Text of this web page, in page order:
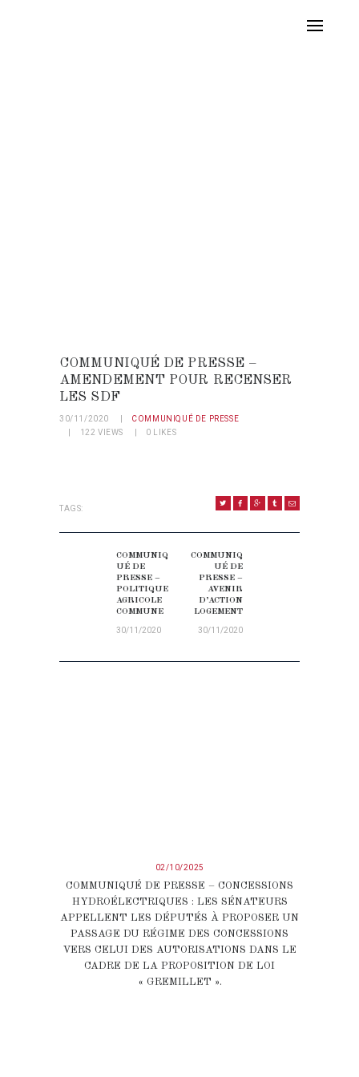
COMMUNIQUÉ DE PRESSE –
AMENDEMENT POUR RECENSER
LES SDF
30/11/2020
COMMUNIQUÉ DE PRESSE
122 VIEWS 0 LIKES
TAGS:
Previous post:
COMMUNIQ
UÉ DE
PRESSE –
POLITIQUE
AGRICOLE
COMMUNE
30/11/2020
COMMUNIQ
UÉ DE
PRESSE –
AVENIR
D’ACTION
LOGEMENT
30/11/2020
02/10/2025
COMMUNIQUÉ DE PRESSE – CONCESSIONS
HYDROÉLECTRIQUES : LES SÉNATEURS
APPELLENT LES DÉPUTÉS À PROPOSER UN
PASSAGE DU RÉGIME DES CONCESSIONS
VERS CELUI DES AUTORISATIONS DANS LE
CADRE DE LA PROPOSITION DE LOI
« GREMILLET ».